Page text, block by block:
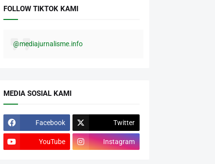
FOLLOW TIKTOK KAMI
@mediajurnalisme.info
MEDIA SOSIAL KAMI
Facebook Twitter
YouTube Instagram